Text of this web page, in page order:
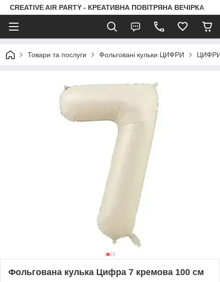
CREATIVE AIR PARTY - КРЕАТИВНА ПОВІТРЯНА ВЕЧІРКА
Товари та послуги Фольговані кульки ЦИФРИ
Фольгована кулька Цифра 7 кремова 100 см